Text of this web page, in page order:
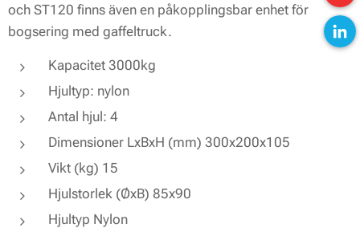
och ST120 finns även en påkopplingsbar enhet för
bogsering med gaffeltruck.
Kapacitet 3000kg
Hjultyp: nylon
Antal hjul: 4
Dimensioner LxBxH (mm) 300x200x105
Vikt (kg) 15
Hjulstorlek (ØxB) 85x90
Hjultyp Nylon